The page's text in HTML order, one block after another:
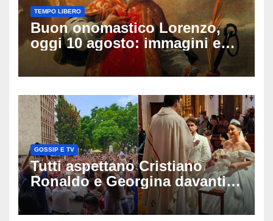
TEMPO LIBERO
Buon onomastico Lorenzo,
oggi 10 agosto: immagini e
gif di auguri da condividere
sui social
GOSSIP E TV
Tutti aspettano Cristiano
Ronaldo e Georgina davanti
alla cattedrale: ma il
matrimonio era di un’altra